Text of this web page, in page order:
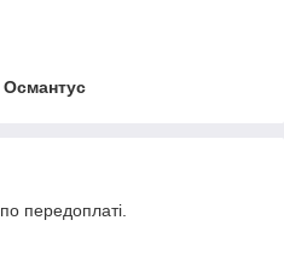
Османтус
передоплаті.